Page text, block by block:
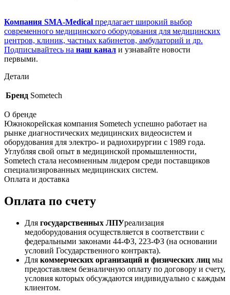
Компания SMA-Medical предлагает широкий выбор
современного медицинского оборудования для медицинских
центров, клиник, частных кабинетов, амбулаторий и др.
Подписывайтесь на наш канал и узнавайте новости
первыми.
Детали
Бренд Sometech
О бренде
Южнокорейская компания Sometech успешно работает на
рынке диагностических медицинских видеосистем и
оборудования для электро- и радиохирургии с 1989 года.
Углубляя свой опыт в медицинской промышленности,
Sometech стала несомненным лидером среди поставщиков
специализированных медицинских систем.
Оплата и доставка
Оплата по счету
Для государственных ЛПУреализация
медоборудования осуществляется в соответствии с
федеральными законами 44-ФЗ, 223-ФЗ (на основании
условий Государственного контракта).
Для коммерческих организаций и физических лиц мы
предоставляем безналичную оплату по договору и счету,
условия которых обсуждаются индивидуально с каждым
клиентом.